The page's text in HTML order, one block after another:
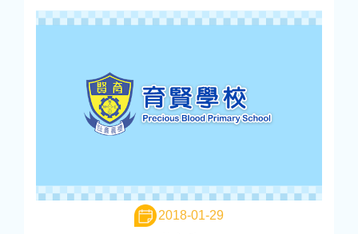
2018-01-29